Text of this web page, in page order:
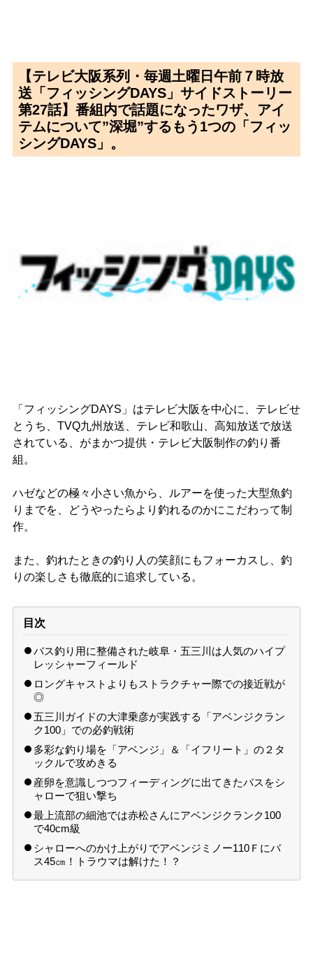
【テレビ大阪系列・毎週土曜日午前７時放
送「フィッシングDAYS」サイドストーリー
第27話】番組内で話題になったワザ、アイ
テムについて”深堀”するもう1つの「フィッ
シングDAYS」。
「フィッシングDAYS」はテレビ大阪を中心に、テレビせ
とうち、TVQ九州放送、テレビ和歌山、高知放送で放送
されている、がまかつ提供・テレビ大阪制作の釣り番
組。
ハゼなどの極々小さい魚から、ルアーを使った大型魚釣
りまでを、どうやったらより釣れるのかにこだわって制
作。
また、釣れたときの釣り人の笑顔にもフォーカスし、釣
りの楽しさも徹底的に追求している。
目次
バス釣り用に整備された岐阜・五三川は人気のハイプ
レッシャーフィールド
ロングキャストよりもストラクチャー際での接近戦が
◎
五三川ガイドの大津乗彦が実践する「アベンジクラン
ク100」での必釣戦術
多彩な釣り場を「アベンジ」＆「イフリート」の２タ
ックルで攻めきる
産卵を意識しつつフィーディングに出てきたバスをシ
ャローで狙い撃ち
最上流部の細池では赤松さんにアベンジクランク100
で40cm級
シャローへのかけ上がりでアベンジミノー110Ｆにバ
ス45㎝！トラウマは解けた！？